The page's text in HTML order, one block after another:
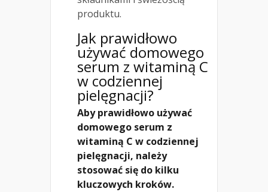
produktu.
Jak prawidłowo
używać domowego
serum z witaminą C
w codziennej
pielęgnacji?
Aby prawidłowo używać
domowego serum z
witaminą C w codziennej
pielęgnacji, należy
stosować się do kilku
kluczowych kroków.